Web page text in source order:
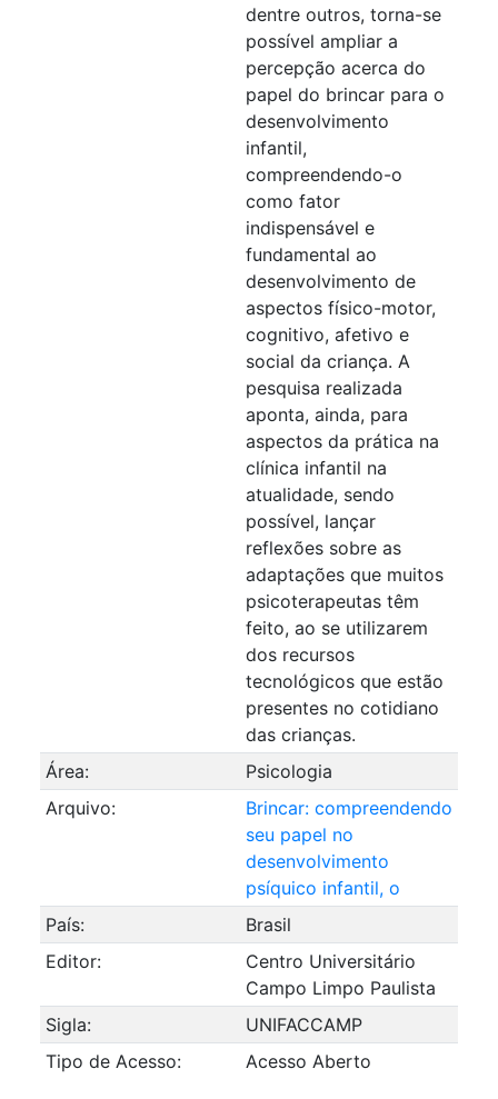
dentre outros, torna-se
possível ampliar a
percepção acerca do
papel do brincar para o
desenvolvimento
infantil,
compreendendo-o
como fator
indispensável e
fundamental ao
desenvolvimento de
aspectos físico-motor,
cognitivo, afetivo e
social da criança. A
pesquisa realizada
aponta, ainda, para
aspectos da prática na
clínica infantil na
atualidade, sendo
possível, lançar
reflexões sobre as
adaptações que muitos
psicoterapeutas têm
feito, ao se utilizarem
dos recursos
tecnológicos que estão
presentes no cotidiano
das crianças.
Área:
Psicologia
Arquivo:
Brincar: compreendendo
seu papel no
desenvolvimento
psíquico infantil, o
País:
Brasil
Editor:
Centro Universitário
Campo Limpo Paulista
Sigla:
UNIFACCAMP
Tipo de Acesso:
Acesso Aberto